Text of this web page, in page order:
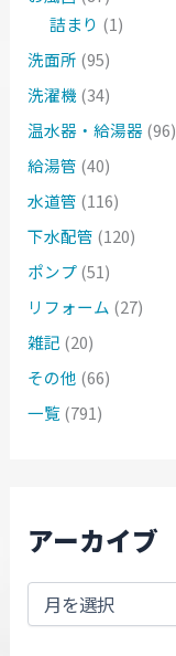
詰まり (1)
洗面所 (95)
洗濯機 (34)
温水器・給湯器(96)
給湯管 (40)
水道管 (116)
下水配管 (120)
ポンプ(51)
リフォーム (27)
雑記 (20)
その他 (66)
一覧(791)
アーカイブ